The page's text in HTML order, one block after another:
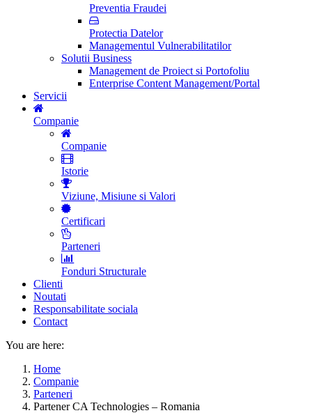
Preventia Fraudei
Protectia Datelor
Managementul Vulnerabilitatilor
Solutii Business
Management de Proiect si Portofoliu
Enterprise Content Management/Portal
Servicii
Companie
Companie
Istorie
Viziune, Misiune si Valori
Certificari
Parteneri
Fonduri Structurale
Clienti
Noutati
Responsabilitate sociala
Contact
You are here:
Home
Companie
Parteneri
Partener CA Technologies – Romania